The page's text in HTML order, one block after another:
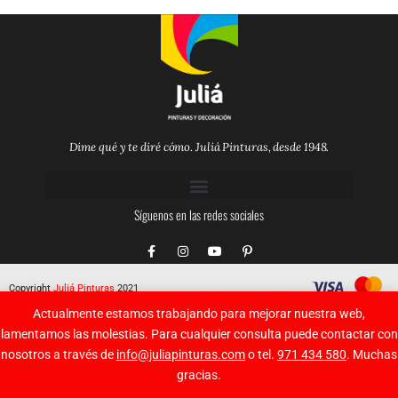
Actualmente estamos trabajando para mejorar nuestra web,
lamentamos las molestias. Para cualquier consulta puede contactar con
nosotros a través de info@juliapinturas.como tel. 971 434 580. Muchas
gracias.
Dime qué y te diré cómo. Juliá Pinturas, desde 1948.
Síguenos en las redes sociales
F
a
b
o
k
f
I
n
a
g
r
a
Y
o
u
e
P
i
e
e
s
-
Copyright Juliá Pinturas 2021